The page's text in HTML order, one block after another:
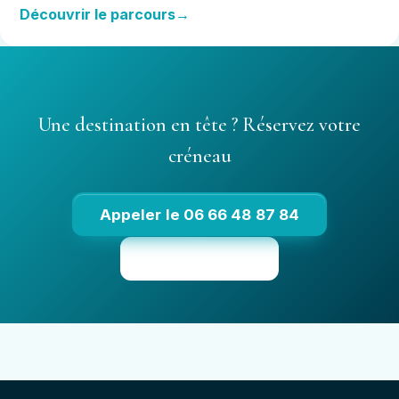
Découvrir le parcours
Une destination en tête ? Réservez votre
créneau
Appeler le 06 66 48 87 84